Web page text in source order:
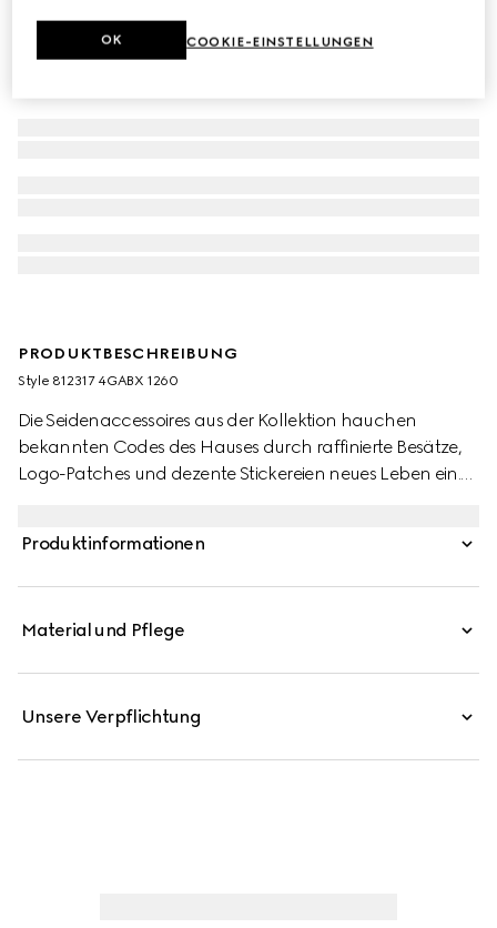
PRODUKTBESCHREIBUNG
Style ‎812317 4GABX 1260
Die Seidenaccessoires aus der Kollektion hauchen
bekannten Codes des Hauses durch raffinierte Besätze,
Logo-Patches und dezente Stickereien neues Leben ein.
präsentiert.
Produktinformationen
Material und Pflege
Unsere Verpflichtung
COOKIE-EINSTELLUNGEN
OK